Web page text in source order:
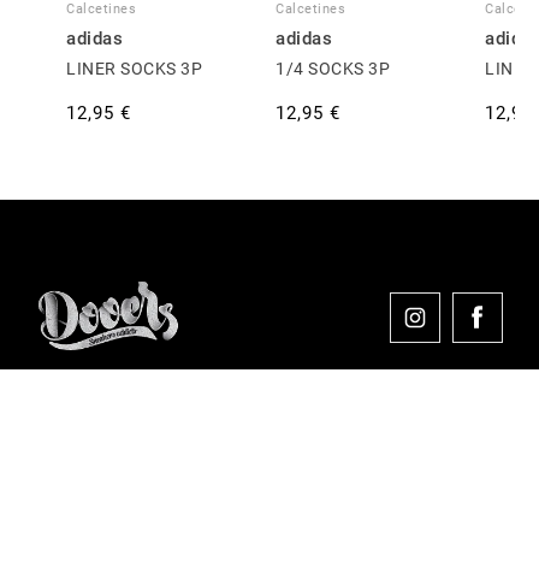
Calcetines
adidas
LINER SOCKS 3P
12,95 €
Calcetines
adidas
1/4 SOCKS 3P
12,95 €
LINER
12,95